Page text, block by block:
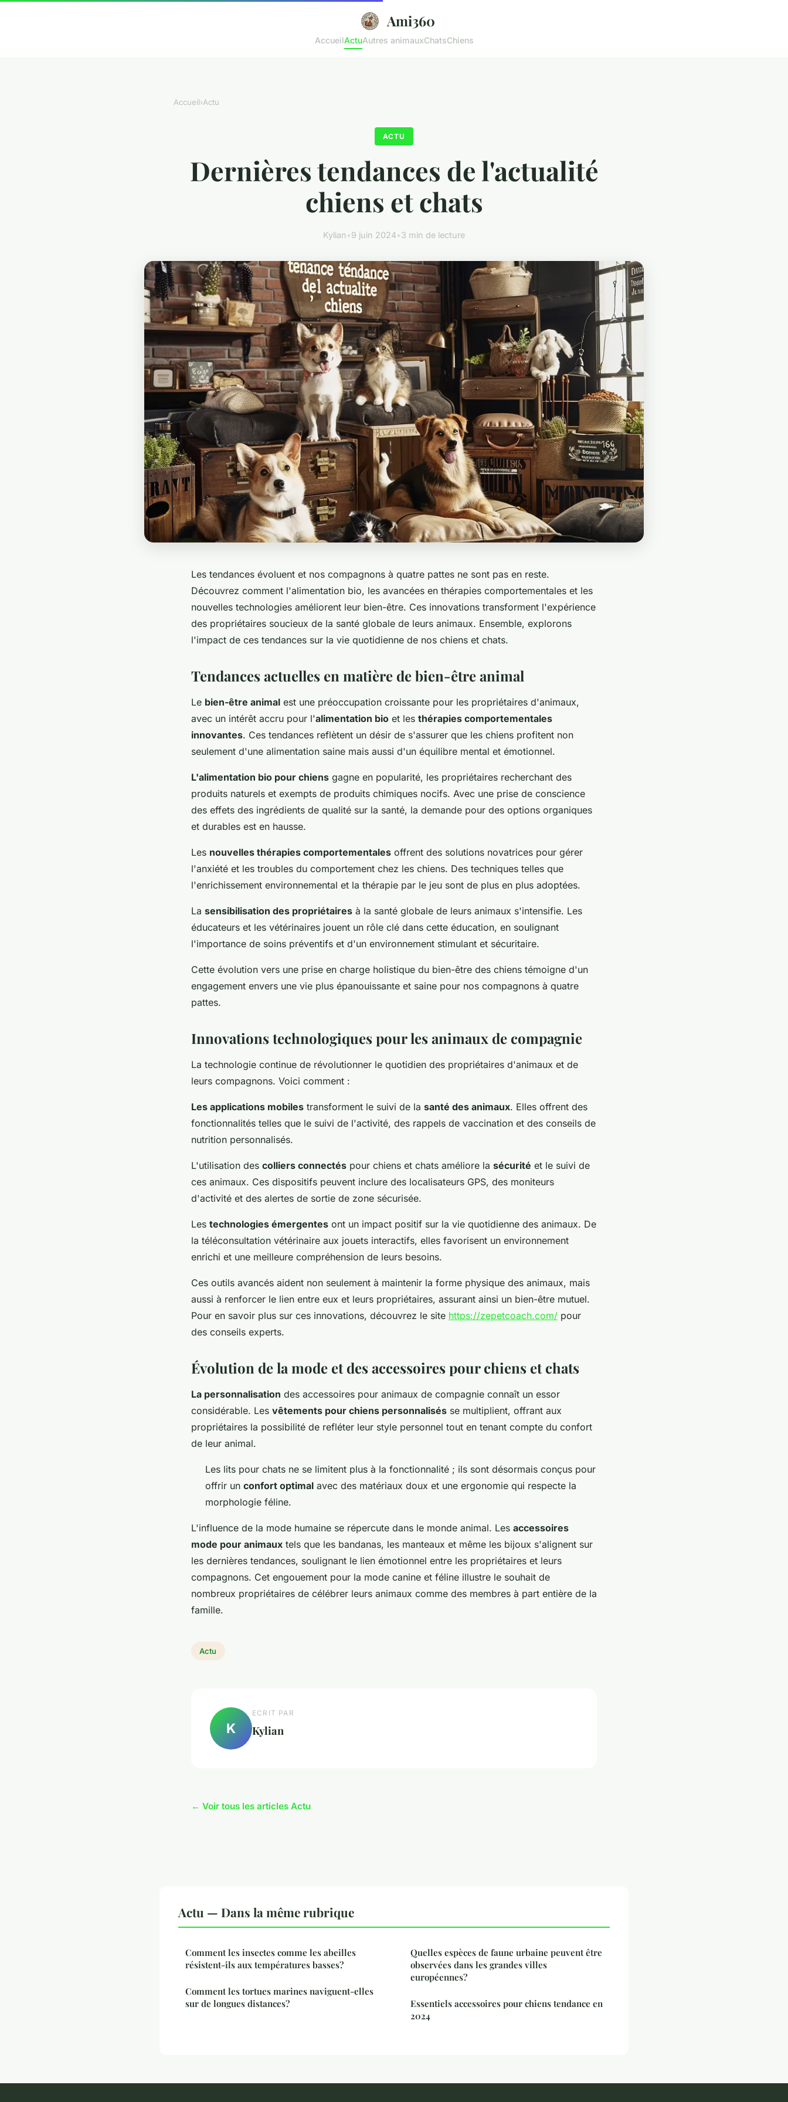
Ami360
AccueilActuAutres animauxChatsChiens
Accueil›Actu
ACTU
Dernières tendances de l'actualité
chiens et chats
Kylian•9 juin 2024•3 min de lecture
Les tendances évoluent et nos compagnons à quatre pattes ne sont pas en reste.
Découvrez comment l'alimentation bio, les avancées en thérapies comportementales et les
nouvelles technologies améliorent leur bien-être. Ces innovations transforment l'expérience
des propriétaires soucieux de la santé globale de leurs animaux. Ensemble, explorons
l'impact de ces tendances sur la vie quotidienne de nos chiens et chats.
Tendances actuelles en matière de bien-être animal
Le bien-être animal est une préoccupation croissante pour les propriétaires d'animaux,
avec un intérêt accru pour l'alimentation bio et les thérapies comportementales
innovantes. Ces tendances reflètent un désir de s'assurer que les chiens profitent non
seulement d'une alimentation saine mais aussi d'un équilibre mental et émotionnel.
L'alimentation bio pour chiens gagne en popularité, les propriétaires recherchant des
produits naturels et exempts de produits chimiques nocifs. Avec une prise de conscience
des effets des ingrédients de qualité sur la santé, la demande pour des options organiques
et durables est en hausse.
Les nouvelles thérapies comportementales offrent des solutions novatrices pour gérer
l'anxiété et les troubles du comportement chez les chiens. Des techniques telles que
l'enrichissement environnemental et la thérapie par le jeu sont de plus en plus adoptées.
La sensibilisation des propriétaires à la santé globale de leurs animaux s'intensifie. Les
éducateurs et les vétérinaires jouent un rôle clé dans cette éducation, en soulignant
l'importance de soins préventifs et d'un environnement stimulant et sécuritaire.
Cette évolution vers une prise en charge holistique du bien-être des chiens témoigne d'un
engagement envers une vie plus épanouissante et saine pour nos compagnons à quatre
pattes.
Innovations technologiques pour les animaux de compagnie
La technologie continue de révolutionner le quotidien des propriétaires d'animaux et de
leurs compagnons. Voici comment :
Les applications mobiles transforment le suivi de la santé des animaux. Elles offrent des
fonctionnalités telles que le suivi de l'activité, des rappels de vaccination et des conseils de
nutrition personnalisés.
L'utilisation des colliers connectés pour chiens et chats améliore la sécurité et le suivi de
ces animaux. Ces dispositifs peuvent inclure des localisateurs GPS, des moniteurs
d'activité et des alertes de sortie de zone sécurisée.
Les technologies émergentes ont un impact positif sur la vie quotidienne des animaux. De
la téléconsultation vétérinaire aux jouets interactifs, elles favorisent un environnement
enrichi et une meilleure compréhension de leurs besoins.
Ces outils avancés aident non seulement à maintenir la forme physique des animaux, mais
aussi à renforcer le lien entre eux et leurs propriétaires, assurant ainsi un bien-être mutuel.
Pour en savoir plus sur ces innovations, découvrez le site https://zepetcoach.com/ pour
des conseils experts.
Évolution de la mode et des accessoires pour chiens et chats
La personnalisation des accessoires pour animaux de compagnie connaît un essor
considérable. Les vêtements pour chiens personnalisés se multiplient, offrant aux
propriétaires la possibilité de refléter leur style personnel tout en tenant compte du confort
de leur animal.
Les lits pour chats ne se limitent plus à la fonctionnalité ; ils sont désormais conçus pour
offrir un confort optimal avec des matériaux doux et une ergonomie qui respecte la
morphologie féline.
L'influence de la mode humaine se répercute dans le monde animal. Les accessoires
mode pour animaux tels que les bandanas, les manteaux et même les bijoux s'alignent sur
les dernières tendances, soulignant le lien émotionnel entre les propriétaires et leurs
compagnons. Cet engouement pour la mode canine et féline illustre le souhait de
nombreux propriétaires de célébrer leurs animaux comme des membres à part entière de la
famille.
Actu
K
ECRIT PAR
Kylian
← Voir tous les articles Actu
Actu — Dans la même rubrique
Comment les insectes comme les abeilles
résistent-ils aux températures basses?
Comment les tortues marines naviguent-elles
sur de longues distances?
Quelles espèces de faune urbaine peuvent être
observées dans les grandes villes
européennes?
Essentiels accessoires pour chiens tendance en
2024